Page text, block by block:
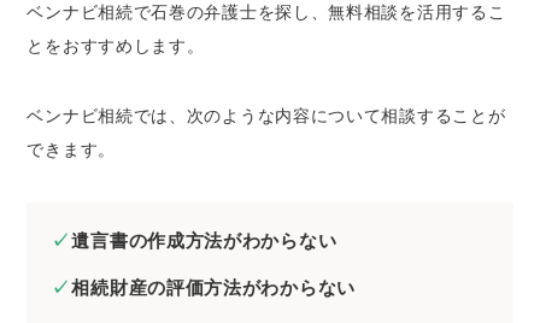
ベンナビ相続で石巻の弁護士を探し、無料相談を活用するこ
とをおすすめします。
ベンナビ相続では、次のような内容について相談することが
できます。
遺言書の作成方法がわからない
相続財産の評価方法がわからない